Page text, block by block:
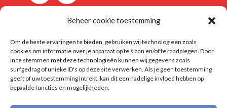
Beheer cookie toestemming
Om de beste ervaringen te bieden, gebruiken wij technologieën zoals
cookies om informatie over je apparaat op te slaan en/of te raadplegen. Door
in te stemmen met deze technologieën kunnen wij gegevens zoals
surfgedrag of unieke ID's op deze site verwerken. Als je geen toestemming
geeft of uw toestemming intrekt, kan dit een nadelige invloed hebben op
bepaalde functies en mogelijkheden.
©Kiekschoolfoto.nl 2026 I This site is
protected by reCAPTCHA and the Google